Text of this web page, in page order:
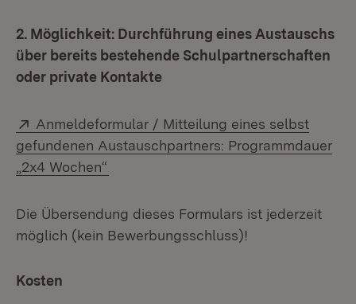
2. Möglichkeit: Durchführung eines Austauschs
über bereits bestehende Schulpartnerschaften
oder private Kontakte
Extern:
Anmeldeformular / Mitteilung eines selbst
gefundenen Austauschpartners: Programmdauer
„2x4 Wochen“
Die Übersendung dieses Formulars ist jederzeit
möglich (kein Bewerbungsschluss)!
Kosten